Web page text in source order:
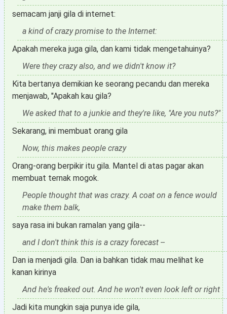
semacam janji gila di internet:
a kind of crazy promise to the Internet:
Apakah mereka juga gila, dan kami tidak mengetahuinya?
Were they crazy also, and we didn't know it?
Kita bertanya demikian ke seorang pecandu dan mereka
menjawab, "Apakah kau gila?
We asked that to a junkie and they're like, "Are you nuts?"
Sekarang, ini membuat orang gila
Now, this makes people crazy
Orang-orang berpikir itu gila. Mantel di atas pagar akan
membuat ternak mogok.
People thought that was crazy. A coat on a fence would
make them balk,
saya rasa ini bukan ramalan yang gila--
and I don't think this is a crazy forecast --
Dan ia menjadi gila. Dan ia bahkan tidak mau melihat ke
kanan kirinya
And he's freaked out. And he won't even look left or right
Jadi kita mungkin saja punya ide gila,